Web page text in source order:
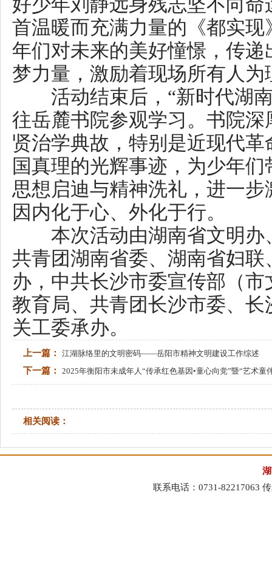
上一篇： 江湖脉络里的文明密码——岳阳市精神文明建设工作综述
下一篇： 2025年衡阳市未成年人“传承红色基因•童心向党”暨“艺术童伴”留守
相关阅读：
湖南省
联系电话：0731-82217063 传真：
湘